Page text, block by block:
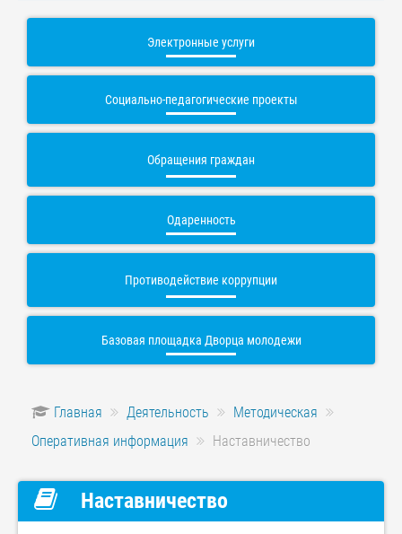
Электронные услуги
Социально-педагогические проекты
Обращения граждан
Одаренность
Противодействие коррупции
Базовая площадка Дворца молодежи
Главная Деятельность
Методическая
Оперативная информация
Наставничество
Наставничество